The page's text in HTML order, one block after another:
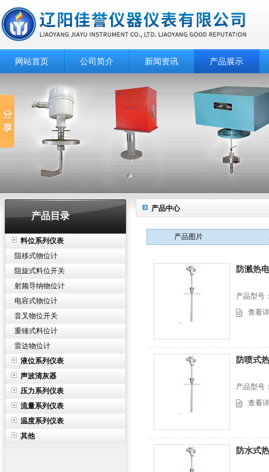
网站首页 公司简介 新闻资讯 产品展示
产品目录
料位系列仪表
阻移式物位计
阻旋式料位开关
射频导纳物位计
电容式物位计
音叉物位开关
重锤式料位计
雷达物位计
液位系列仪表
声波清灰器
压力系列仪表
流量系列仪表
温度系列仪表
其他
产品中心
产品图片
防溅热
产品型号
查看
防喷式
产品型号
查看
防水式